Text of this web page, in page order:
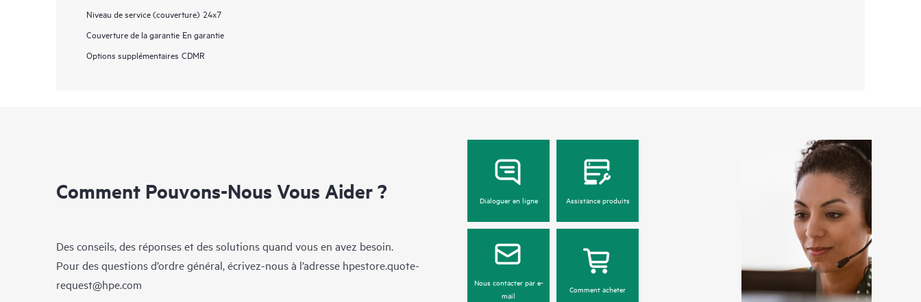
Niveau de service (couverture) 24x7
Couverture de la garantie En garantie
Options supplémentaires CDMR
Comment Pouvons-Nous Vous Aider ?
Des conseils, des réponses et des solutions quand vous en avez besoin.
Pour des questions d’ordre général, écrivez-nous à l’adresse hpestore.quote-
request@hpe.com
Dialoguer en ligne Assistance produits
Nous contacter par e-
mail
Comment acheter